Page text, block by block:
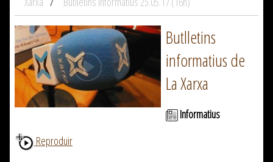
Butlletins
informatius de
La Xarxa
Informatius
Reproduir